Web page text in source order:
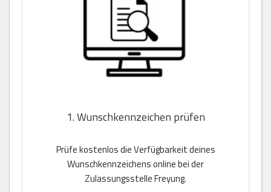
1. Wunschkennzeichen prüfen
Prüfe kostenlos die Verfügbarkeit deines
Wunschkennzeichens online bei der
Zulassungsstelle Freyung.